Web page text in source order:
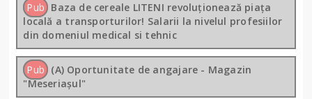
Pub Baza de cereale LITENI revoluționează piața
locală a transporturilor! Salarii la nivelul profesiilor
din domeniul medical si tehnic
Pub (A) Oportunitate de angajare - Magazin
"Meseriașul"